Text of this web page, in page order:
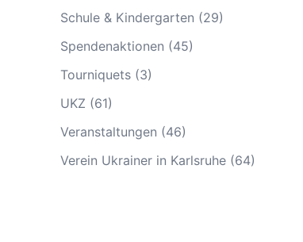
Schule & Kindergarten (29)
Spendenaktionen (45)
Tourniquets (3)
UKZ (61)
Veranstaltungen (46)
Verein Ukrainer in Karlsruhe (64)